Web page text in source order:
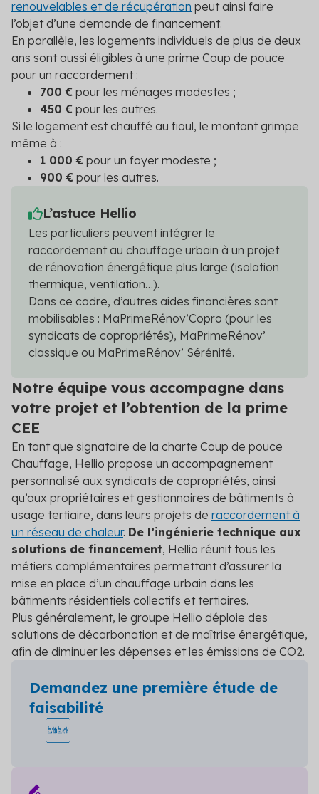
renouvelables et de récupération peut ainsi faire
l’objet d’une demande de financement.
En parallèle, les logements individuels de plus de deux
ans sont aussi éligibles à une prime Coup de pouce
pour un raccordement :
700 € pour les ménages modestes ;
450 € pour les autres.
Si le logement est chauffé au fioul, le montant grimpe
même à :
1 000 € pour un foyer modeste ;
900 € pour les autres.
L’astuce Hellio
Les particuliers peuvent intégrer le
raccordement au chauffage urbain à un projet
de rénovation énergétique plus large (isolation
thermique, ventilation…).
Dans ce cadre, d’autres aides financières sont
mobilisables : MaPrimeRénov’Copro (pour les
syndicats de copropriétés), MaPrimeRénov’
classique ou MaPrimeRénov’ Sérénité.
Notre équipe vous accompagne dans
votre projet et l’obtention de la prime
CEE
En tant que signataire de la charte Coup de pouce
Chauffage, Hellio propose un accompagnement
personnalisé aux syndicats de copropriétés, ainsi
qu’aux propriétaires et gestionnaires de bâtiments à
usage tertiaire, dans leurs projets de raccordement à
un réseau de chaleur. De l’ingénierie technique aux
solutions de financement, Hellio réunit tous les
métiers complémentaires permettant d’assurer la
mise en place d’un chauffage urbain dans les
bâtiments résidentiels collectifs et tertiaires.
Plus généralement, le groupe Hellio déploie des
solutions de décarbonation et de maîtrise énergétique,
afin de diminuer les dépenses et les émissions de CO2.
Demandez une première étude de
faisabilité